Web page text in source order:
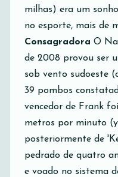
milhas) era um
no esporte, mais de
Consagradora O
de 2008 provou ser
sob vento sudoeste
39 pombos
vencedor de Frank
metros por minuto
posteriormente de
pedrado de quatro
e voado no sistema